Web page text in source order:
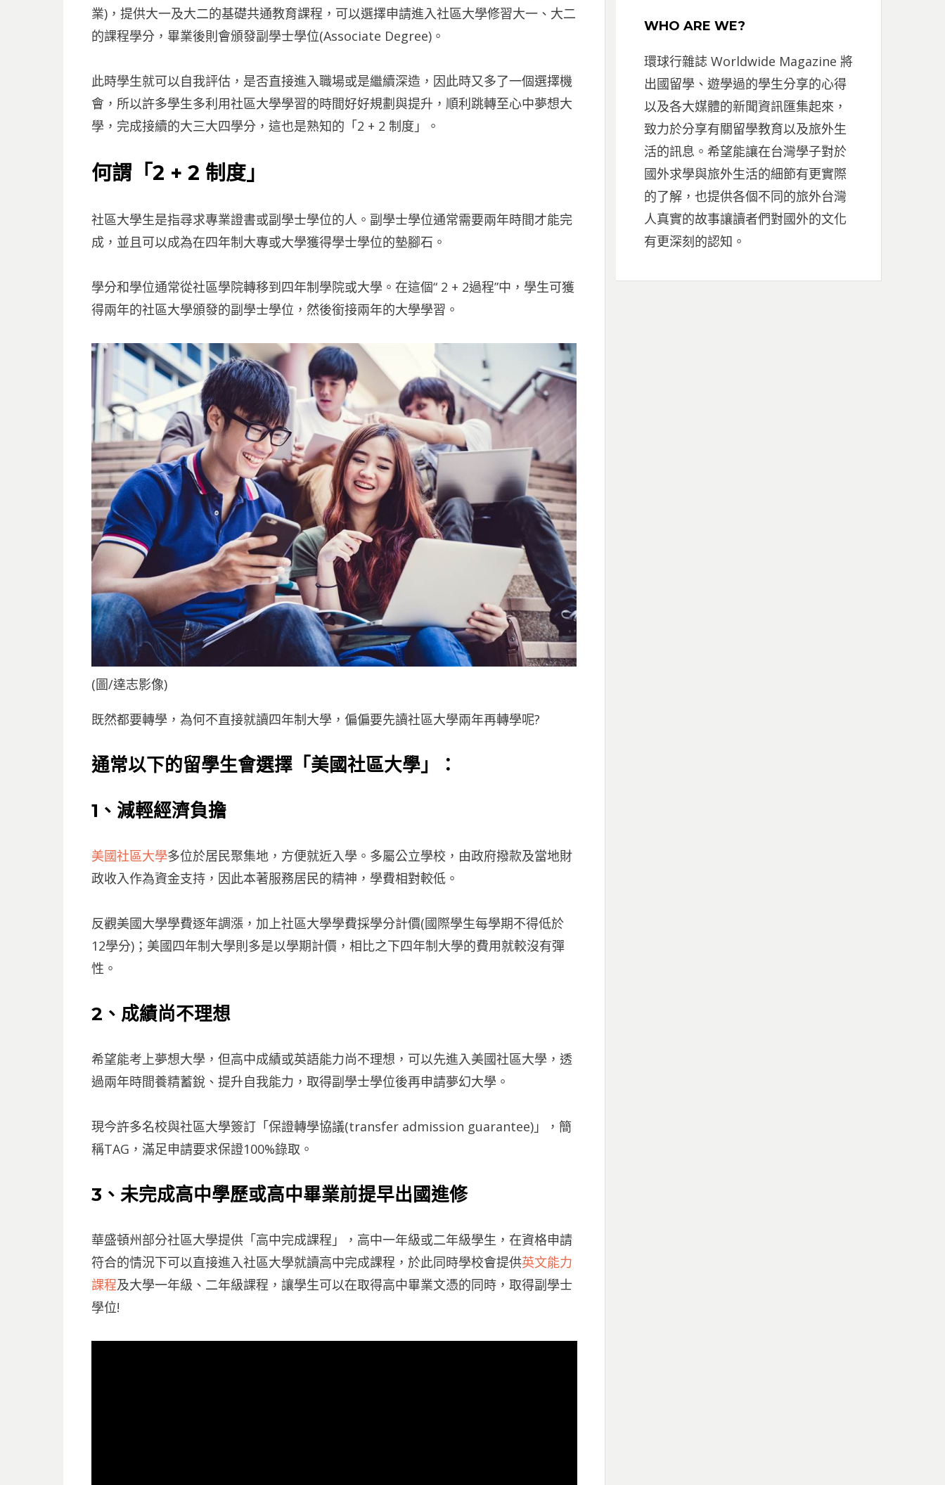
業)，提供大一及大二的基礎共通教育課程，可以選擇申請進入社區大學修習大一、大二
的課程學分，畢業後則會頒發副學士學位(Associate Degree)。
此時學生就可以自我評估，是否直接進入職場或是繼續深造，因此時又多了一個選擇機
會，所以許多學生多利用社區大學學習的時間好好規劃與提升，順利跳轉至心中夢想大
學，完成接續的大三大四學分，這也是熟知的「2 + 2 制度」。
何謂「2 + 2 制度」
社區大學生是指尋求專業證書或副學士學位的人。副學士學位通常需要兩年時間才能完
成，並且可以成為在四年制大專或大學獲得學士學位的墊腳石。
學分和學位通常從社區學院轉移到四年制學院或大學。在這個“ 2 + 2過程”中，學生可獲
得兩年的社區大學頒發的副學士學位，然後銜接兩年的大學學習。
(圖/達志影像)
既然都要轉學，為何不直接就讀四年制大學，偏偏要先讀社區大學兩年再轉學呢?
通常以下的留學生會選擇「美國社區大學」：
1 、減輕經濟負擔
美國社區大學多位於居民聚集地，方便就近入學。多屬公立學校，由政府撥款及當地財
政收入作為資金支持，因此本著服務居民的精神，學費相對較低。
反觀美國大學學費逐年調漲，加上社區大學學費採學分計價(國際學生每學期不得低於
12學分)；美國四年制大學則多是以學期計價，相比之下四年制大學的費用就較沒有彈
性。
2 、成績尚不理想
希望能考上夢想大學，但高中成績或英語能力尚不理想，可以先進入美國社區大學，透
過兩年時間養精蓄銳、提升自我能力，取得副學士學位後再申請夢幻大學。
現今許多名校與社區大學簽訂「保證轉學協議(transfer admission guarantee)」，簡
稱TAG，滿足申請要求保證100%錄取。
3 、未完成高中學歷或高中畢業前提早出國進修
華盛頓州部分社區大學提供「高中完成課程」，高中一年級或二年級學生，在資格申請
符合的情況下可以直接進入社區大學就讀高中完成課程，於此同時學校會提供英文能力
課程及大學一年級、二年級課程，讓學生可以在取得高中畢業文憑的同時，取得副學士
學位!
WHO ARE WE?
環球行雜誌 Worldwide Magazine 將
出國留學、遊學過的學生分享的心得
以及各大媒體的新聞資訊匯集起來，
致力於分享有關留學教育以及旅外生
活的訊息。希望能讓在台灣學子對於
國外求學與旅外生活的細節有更實際
的了解，也提供各個不同的旅外台灣
人真實的故事讓讀者們對國外的文化
有更深刻的認知。